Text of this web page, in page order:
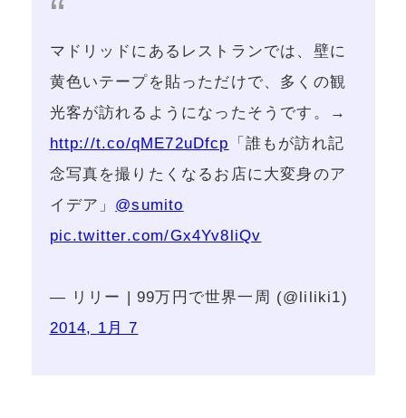
マドリッドにあるレストランでは、壁に
黄色いテープを貼っただけで、多くの観
光客が訪れるようになったそうです。→
http://t.co/qME72uDfcp 「誰もが訪れ記
念写真を撮りたくなるお店に大変身のア
イデア」 @sumito
pic.twitter.com/Gx4Yv8liQv
— リリー | 99万円で世界一周 (@liliki1)
2014, 1月 7